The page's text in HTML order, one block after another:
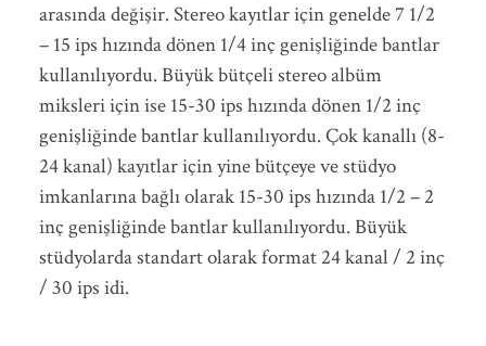
arasında değişir. Stereo kayıtlar için genelde 7 1/2
– 15 ips hızında dönen 1/4 inç genişliğinde bantlar
kullanılıyordu. Büyük bütçeli stereo albüm
miksleri için ise 15-30 ips hızında dönen 1/2 inç
genişliğinde bantlar kullanılıyordu. Çok kanallı (8-
24 kanal) kayıtlar için yine bütçeye ve stüdyo
imkanlarına bağlı olarak 15-30 ips hızında 1/2 – 2
inç genişliğinde bantlar kullanılıyordu. Büyük
stüdyolarda standart olarak format 24 kanal / 2 inç
/ 30 ips idi.